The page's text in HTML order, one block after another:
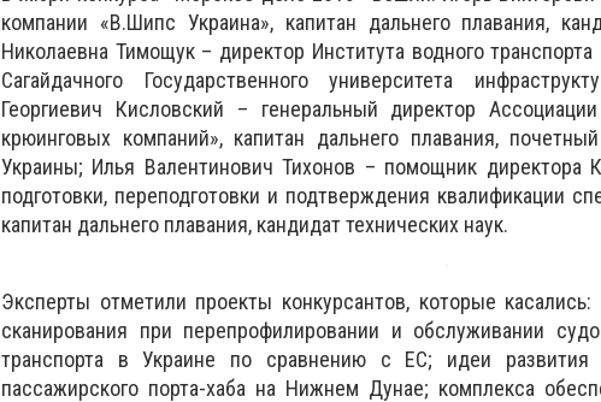
компании «В.Шипс Украина», капитан дальнего плавания,
Николаевна Тимощук – директор Института водного
Сагайдачного Государственного университета
Георгиевич Кисловский – генеральный директор
крюинговых компаний», капитан дальнего плавания,
Украины; Илья Валентинович Тихонов – помощник директора
подготовки, переподготовки и подтверждения квалификации
капитан дальнего плавания, кандидат технических наук.
Эксперты отметили проекты конкурсантов, которые
сканирования при перепрофилировании и обслуживании
транспорта в Украине по сравнению с ЕС; идеи развития
пассажирского порта-хаба на Нижнем Дунае; комплекса